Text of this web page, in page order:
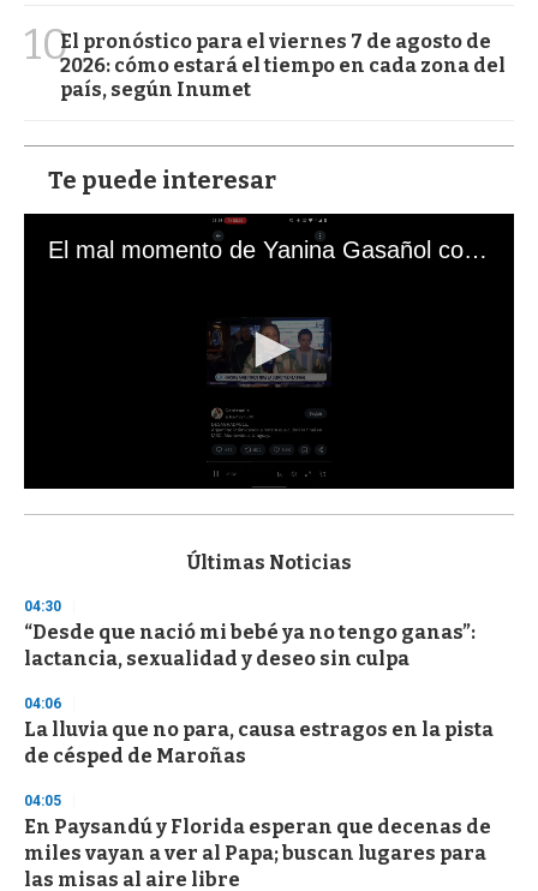
10El pronóstico para el viernes 7 de agosto de
2026: cómo estará el tiempo en cada zona del
país, según Inumet
Te puede interesar
El mal momento de Yanina Gasañol con un hincha argentino en "Subrayado"
s
d
s
o
f
3
s
e
c
n
d
Últimas Noticias
04:30
“Desde que nació mi bebé ya no tengo ganas”:
lactancia, sexualidad y deseo sin culpa
04:06
La lluvia que no para, causa estragos en la pista
de césped de Maroñas
04:05
En Paysandú y Florida esperan que decenas de
miles vayan a ver al Papa; buscan lugares para
las misas al aire libre